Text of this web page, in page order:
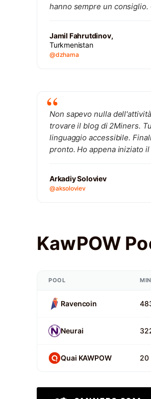
hanno sempre un consiglio.
Jamil Fahrutdinov,
Turkmenistan
@dzhama
Non sapevo nulla
trovare il blog di 2Miners.
linguaggio accessibile.
pronto. Ho appena iniziato
Arkadiy Soloviev
@aksoloviev
KawPOW
POOL
Ravencoin
Neurai
Quai KAWPOW 20